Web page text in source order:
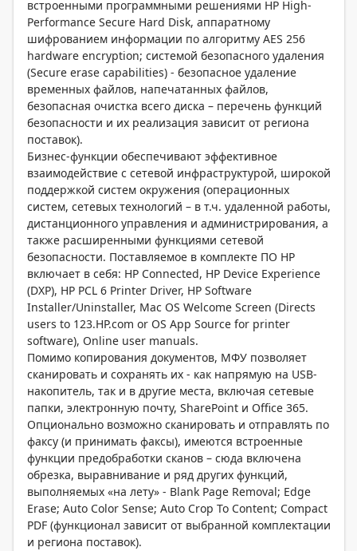
встроенными программными решениями HP High-
Performance Secure Hard Disk, аппаратному
шифрованием информации по алгоритму AES 256
hardware encryption; системой безопасного удаления
(Secure erase capabilities) - безопасное удаление
временных файлов, напечатанных файлов,
безопасная очистка всего диска – перечень функций
безопасности и их реализация зависит от региона
поставок).
Бизнес-функции обеспечивают эффективное
взаимодействие с сетевой инфраструктурой, широкой
поддержкой систем окружения (операционных
систем, сетевых технологий – в т.ч. удаленной работы,
дистанционного управления и администрирования, а
также расширенными функциями сетевой
безопасности. Поставляемое в комплекте ПО НР
включает в себя: HP Connected, HP Device Experience
(DXP), HP PCL 6 Printer Driver, HP Software
Installer/Uninstaller, Mac OS Welcome Screen (Directs
users to 123.HP.com or OS App Source for printer
software), Online user manuals.
Помимо копирования документов, МФУ позволяет
сканировать и сохранять их - как напрямую на USB-
накопитель, так и в другие места, включая сетевые
папки, электронную почту, SharePoint и Office 365.
Опционально возможно сканировать и отправлять по
факсу (и принимать факсы), имеются встроенные
функции предобработки сканов – сюда включена
обрезка, выравнивание и ряд других функций,
выполняемых «на лету» - Blank Page Removal; Edge
Erase; Auto Color Sense; Auto Crop To Content; Compact
PDF (функционал зависит от выбранной комплектации
и региона поставок).